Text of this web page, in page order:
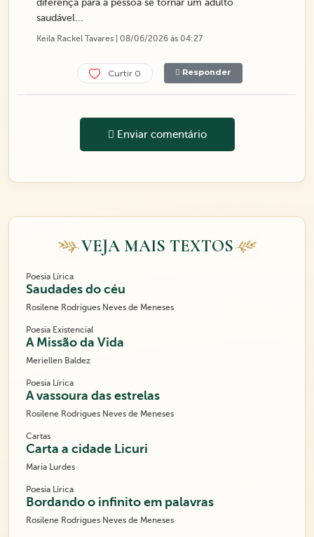
diferença para a pessoa se tornar um adulto
saudável...
Keila Rackel Tavares | 08/06/2026 ás 04:27
Curtir 0 Responder
Enviar comentário
VEJA MAIS TEXTOS
Poesia Lírica
Saudades do céu
Rosilene Rodrigues Neves de Meneses
Poesia Existencial
A Missão da Vida
Meriellen Baldez
Poesia Lírica
A vassoura das estrelas
Rosilene Rodrigues Neves de Meneses
Cartas
Carta a cidade Licuri
Maria Lurdes
Poesia Lírica
Bordando o infinito em palavras
Rosilene Rodrigues Neves de Meneses